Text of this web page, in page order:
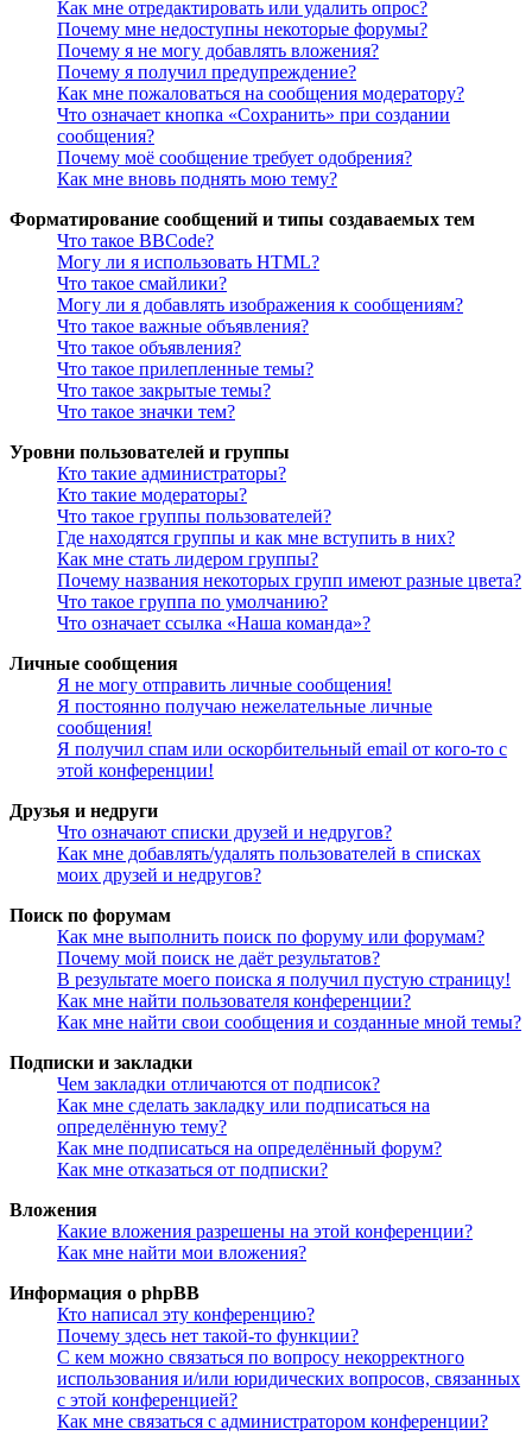
Как мне отредактировать или удалить опрос?
Почему мне недоступны некоторые форумы?
Почему я не могу добавлять вложения?
Почему я получил предупреждение?
Как мне пожаловаться на сообщения модератору?
Что означает кнопка «Сохранить» при создании
сообщения?
Почему моё сообщение требует одобрения?
Как мне вновь поднять мою тему?
Форматирование сообщений и типы создаваемых тем
Что такое BBCode?
Могу ли я использовать HTML?
Что такое смайлики?
Могу ли я добавлять изображения к сообщениям?
Что такое важные объявления?
Что такое объявления?
Что такое прилепленные темы?
Что такое закрытые темы?
Что такое значки тем?
Уровни пользователей и группы
Кто такие администраторы?
Кто такие модераторы?
Что такое группы пользователей?
Где находятся группы и как мне вступить в них?
Как мне стать лидером группы?
Почему названия некоторых групп имеют разные цвета?
Что такое группа по умолчанию?
Что означает ссылка «Наша команда»?
Личные сообщения
Я не могу отправить личные сообщения!
Я постоянно получаю нежелательные личные
сообщения!
Я получил спам или оскорбительный email от кого-то с
этой конференции!
Друзья и недруги
Что означают списки друзей и недругов?
Как мне добавлять/удалять пользователей в списках
моих друзей и недругов?
Поиск по форумам
Как мне выполнить поиск по форуму или форумам?
Почему мой поиск не даёт результатов?
В результате моего поиска я получил пустую страницу!
Как мне найти пользователя конференции?
Как мне найти свои сообщения и созданные мной темы?
Подписки и закладки
Чем закладки отличаются от подписок?
Как мне сделать закладку или подписаться на
определённую тему?
Как мне подписаться на определённый форум?
Как мне отказаться от подписки?
Вложения
Какие вложения разрешены на этой конференции?
Как мне найти мои вложения?
Информация о phpBB
Кто написал эту конференцию?
Почему здесь нет такой-то функции?
С кем можно связаться по вопросу некорректного
использования и/или юридических вопросов, связанных
с этой конференцией?
Как мне связаться с администратором конференции?